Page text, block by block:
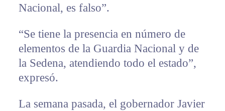
Nacional, es falso”.
“Se tiene la presencia en número de
elementos de la Guardia Nacional y de
la Sedena, atendiendo todo el estado”,
expresó.
La semana pasada, el gobernador Javier